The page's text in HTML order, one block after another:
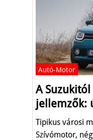
Autó-Motor
A
jellemzők:
Tipikus városi
Szívómotor,